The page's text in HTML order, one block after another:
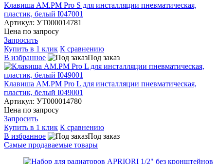
Клавиша AM.PM Pro S для инсталляции пневматическая,
пластик, белый I047001
Артикул: УТ000014781
Цена по запросу
Запросить
Купить в 1 клик К сравнению
В избранное
Под заказ
Клавиша AM.PM Pro L для инсталляции пневматическая,
пластик, белый I049001
Артикул: УТ000014780
Цена по запросу
Запросить
Купить в 1 клик К сравнению
В избранное
Под заказ
Самые продаваемые товары